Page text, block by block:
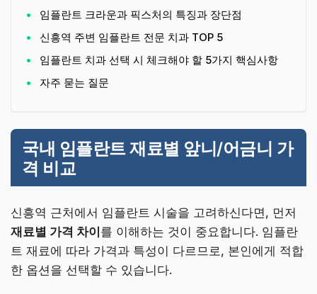
임플란트 크라운과 픽스처의 특징과 장단점
신흥역 주변 임플란트 전문 치과 TOP 5
임플란트 치과 선택 시 체크해야 할 5가지 핵심사항
자주 묻는 질문
국내 임플란트 재료별 앞니/어금니 가
격 비교
신흥역 근처에서 임플란트 시술을 고려하신다면, 먼저
재료별 가격 차이 를 이해하는 것이 중요합니다. 임플란
트 재료에 따라 가격과 특성이 다르므로, 본인에게 적합
한 옵션을 선택할 수 있습니다.